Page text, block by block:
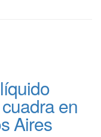
en
Aires